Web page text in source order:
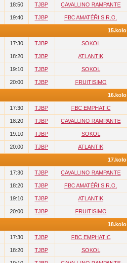
18:50 TJBP CAVALLINO RAMPANTE
19:40 TJBP FBC AMATÉŘI S.R.O.
15.kolo
17:30 TJBP SOKOL
18:20 TJBP ATLANTIK
19:10 TJBP SOKOL
20:00 TJBP FRUITISIMO
16.kolo
17:30 TJBP FBC EMPHATIC
18:20 TJBP CAVALLINO RAMPANTE
19:10 TJBP SOKOL
20:00 TJBP ATLANTIK
17.kolo
17:30 TJBP CAVALLINO RAMPANTE
18:20 TJBP FBC AMATÉŘI S.R.O.
19:10 TJBP ATLANTIK
20:00 TJBP FRUITISIMO
18.kolo
17:30 TJBP FBC EMPHATIC
18:20 TJBP SOKOL